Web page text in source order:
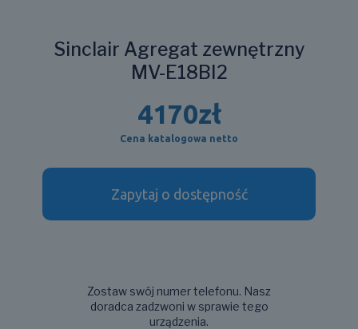
Sinclair Agregat zewnętrzny
MV-E18BI2
4170zł
Cena katalogowa netto
Zapytaj o dostępność
Zostaw swój numer telefonu. Nasz
doradca zadzwoni w sprawie tego
urządzenia.